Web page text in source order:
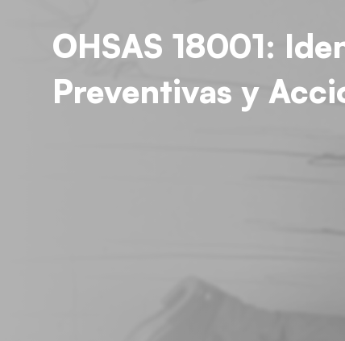
OHSAS 18001:
Preventivas y